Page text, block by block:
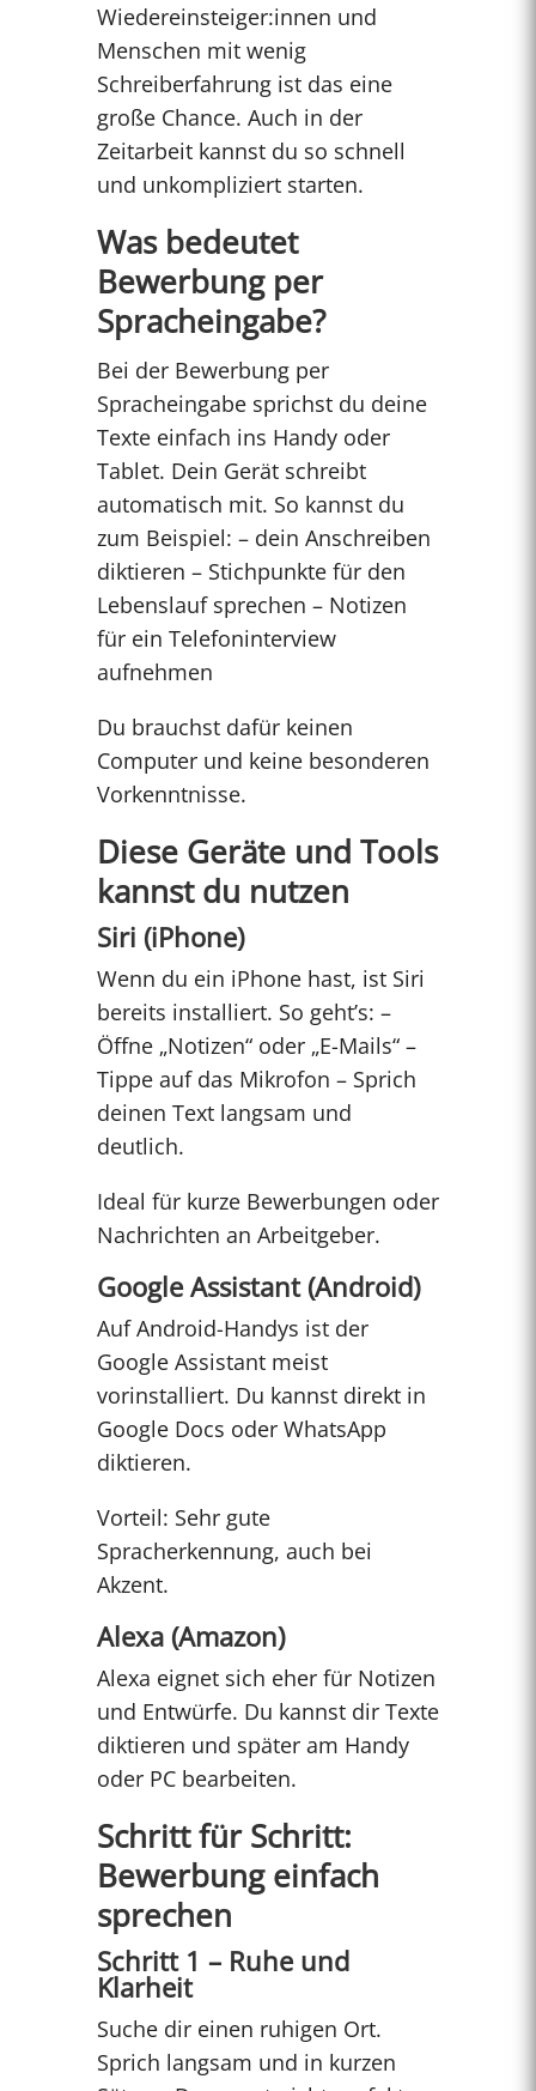
Wiedereinsteiger:innen und
Menschen mit wenig
Schreiberfahrung ist das eine
große Chance. Auch in der
Zeitarbeit kannst du so schnell
und unkompliziert starten.
Was bedeutet
Bewerbung per
Spracheingabe?
Bei der Bewerbung per
Spracheingabe sprichst du deine
Texte einfach ins Handy oder
Tablet. Dein Gerät schreibt
automatisch mit. So kannst du
zum Beispiel: – dein Anschreiben
diktieren – Stichpunkte für den
Lebenslauf sprechen – Notizen
für ein Telefoninterview
aufnehmen
Du brauchst dafür keinen
Computer und keine besonderen
Vorkenntnisse.
Diese Geräte und Tools
kannst du nutzen
Siri (iPhone)
Wenn du ein iPhone hast, ist Siri
bereits installiert. So geht’s: –
Öffne „Notizen“ oder „E-Mails“ –
Tippe auf das Mikrofon – Sprich
deinen Text langsam und
deutlich.
Ideal für kurze Bewerbungen oder
Nachrichten an Arbeitgeber.
Google Assistant (Android)
Auf Android-Handys ist der
Google Assistant meist
vorinstalliert. Du kannst direkt in
Google Docs oder WhatsApp
diktieren.
Vorteil: Sehr gute
Spracherkennung, auch bei
Akzent.
Alexa (Amazon)
Alexa eignet sich eher für Notizen
und Entwürfe. Du kannst dir Texte
diktieren und später am Handy
oder PC bearbeiten.
Schritt für Schritt:
Bewerbung einfach
sprechen
Schritt 1 – Ruhe und
Klarheit
Suche dir einen ruhigen Ort.
Sprich langsam und in kurzen